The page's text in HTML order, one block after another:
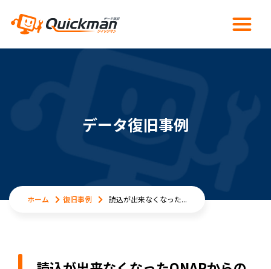
データ復旧事例
ホーム 復旧事例 読込が出来なくなった...